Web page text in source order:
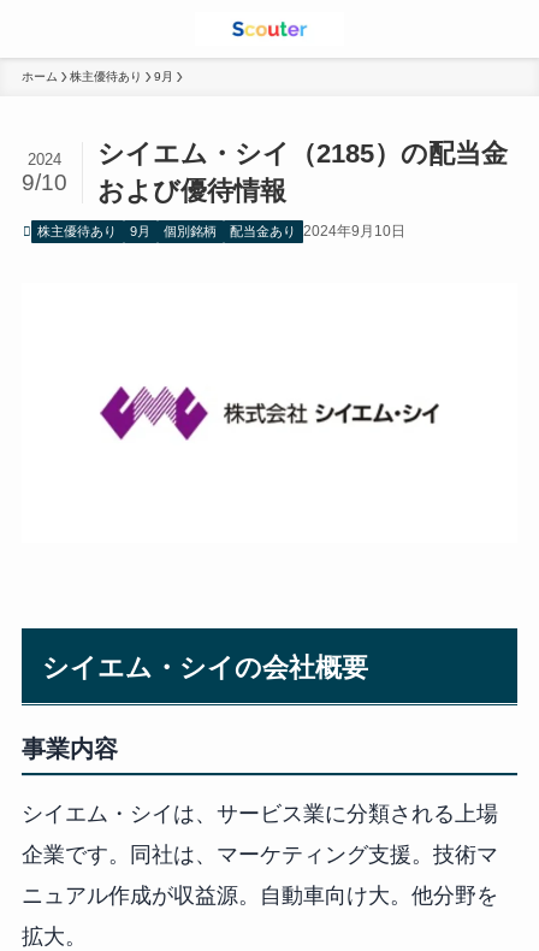
ホーム 株主優待あり 9月
シイエム・シイ（2185）の配当金
および優待情報
2024
9/10
株主優待あり 9月 個別銘柄 配当金あり 2024年9月10日
シイエム・シイの会社概要
事業内容
シイエム・シイは、サービス業に分類される上場
企業です。同社は、マーケティング支援。技術マ
ニュアル作成が収益源。自動車向け大。他分野を
拡大。